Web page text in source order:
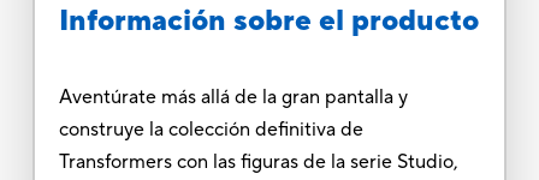
Información sobre el producto
Aventúrate más allá de la gran pantalla y
construye la colección definitiva de
Transformers con las figuras de la serie Studio,